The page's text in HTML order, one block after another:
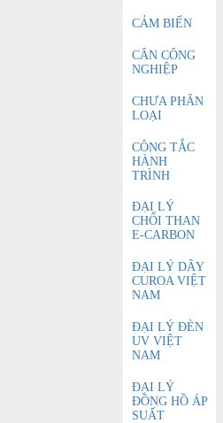
CẢM BIẾN
CÂN CÔNG
NGHIỆP
CHƯA PHÂN
LOẠI
CÔNG TẮC
HÀNH
TRÌNH
ĐẠI LÝ
CHỔI THAN
E-CARBON
ĐẠI LÝ DÂY
CUROA VIỆT
NAM
ĐẠI LÝ ĐÈN
UV VIỆT
NAM
ĐẠI LÝ
ĐỒNG HỒ ÁP
SUẤT